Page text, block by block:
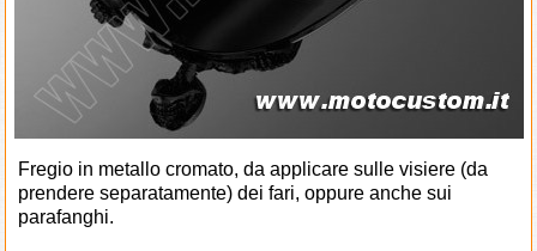
Fregio in metallo cromato, da applicare sulle visiere (da
prendere separatamente) dei fari, oppure anche sui
parafanghi.